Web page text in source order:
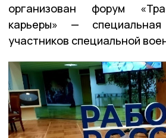
организован форум
карьеры» —
участников специальной